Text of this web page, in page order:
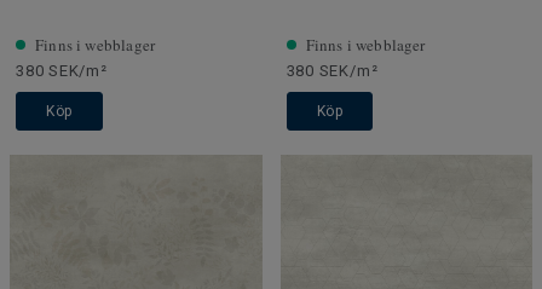
Finns i webblager
380 SEK/m²
Köp
Finns i webblager
380 SEK/m²
Köp